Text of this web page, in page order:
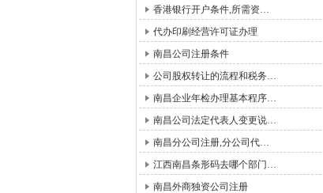
香港银行开户条件,所需资…
代办印刷经营许可证办理
南昌公司注册条件
公司股权转让的流程和税务…
南昌企业年检办理基本程序…
南昌公司法定代表人变更说…
南昌分公司注册,分公司代…
江西南昌条形码去哪个部门…
南昌外商独资公司注册